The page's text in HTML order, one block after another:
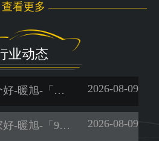
查看更多
业动态
云南本地租车哪个好-暖旭-「昆明租车公司价格表」 2026-08-09
云南本地租车哪家好-暖旭-「9座商务车租赁」 2026-08-09